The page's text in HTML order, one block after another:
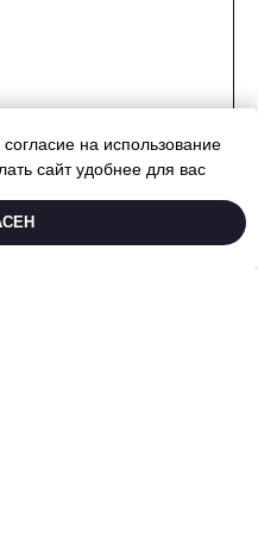
на использование
сайт удобнее для вас